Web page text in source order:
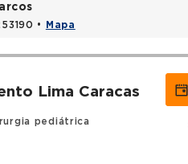
• Mapa
Lima Caracas
pediátrica